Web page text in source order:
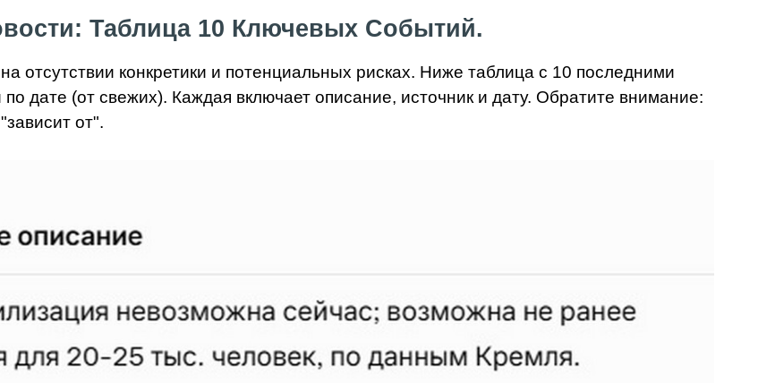
Таблица 10 Ключевых Событий.
отсутствии конкретики и потенциальных рисках. Ниже таблица с 10 последними
дате (от свежих). Каждая включает описание, источник и дату. Обратите внимание:
от".